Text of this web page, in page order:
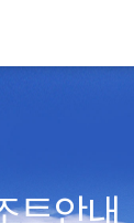
트안내